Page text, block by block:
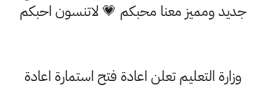
جديد ومميز معنا محبكم 💗 لاتنسون احبكم
وزارة التعليم تعلن اعادة فتح استمارة اعادة